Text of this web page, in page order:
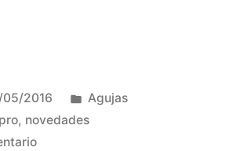
05/2016
Publicada
en
Agujas
, novedades
en